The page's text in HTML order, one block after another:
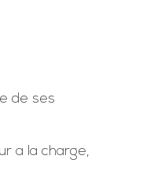
de ses
a la charge,